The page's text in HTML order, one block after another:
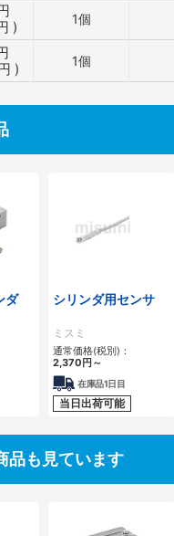
) 1個
) 1個
ダ シリンダ用センサ
ミスミ
通常価格(税別)：
2,370 円 ～
在庫品1日目
当日出荷可能
品も見ています